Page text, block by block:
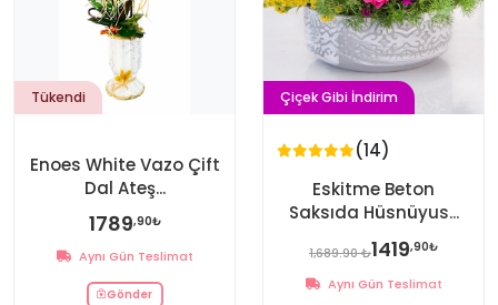
Tükendi
Enoes White Vazo Çift
Dal Ateş...
1789,90₺
Aynı Gün Teslimat
Gönder
Çiçek Gibi İndirim
(14)
Eskitme Beton
Saksıda Hüsnüyus...
1,689.90 ₺1419,90₺
Aynı Gün Teslimat